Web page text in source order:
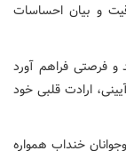
و بیان احساسات
و فرصتی فراهم آورد
ارادت قلبی خود
خنداب همواره